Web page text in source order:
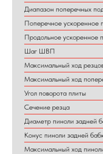
Диапазон поперечных
Поперечное ускоренное
Продольное ускоренное
Шаг ШВП
Максимальный ход
Максимальный ход
Угол поворота плиты
Сечение резца
Диаметр пиноли задней
Конус пиноли задней
Максимальный ход